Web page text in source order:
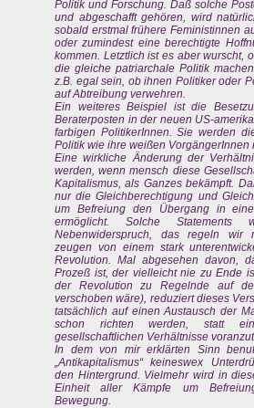
Politik und Forschung. Daß solche
und abgeschafft gehören, wird
sobald erstmal frühere Feministinnen
oder zumindest eine berechtigte
kommen. Letztlich ist es aber wurscht,
die gleiche patriarchale Politik
z.B. egal sein, ob ihnen Politiker oder
auf Abtreibung verwehren.
Ein weiteres Beispiel ist die
Beraterposten in der neuen US-
farbigen PolitikerInnen. Sie werden
Politik wie ihre weißen VorgängerInnen
Eine wirkliche Änderung der
werden, wenn mensch diese
Kapitalismus, als Ganzes bekämpft.
nur die Gleichberechtigung und
um Befreiung den Übergang in
ermöglicht. Solche
Nebenwiderspruch, das regeln wir
zeugen von einem stark
Revolution. Mal abgesehen davon,
Prozeß ist, der vielleicht nie zu Ende
der Revolution zu Regelnde auf
verschoben wäre), reduziert dieses
tatsächlich auf einen Austausch der
schon richten werden, statt
gesellschaftlichen Verhältnisse
In dem von mir erklärten Sinn
„Antikapitalismus“ keineswex
den Hintergrund. Vielmehr wird in
Einheit aller Kämpfe um
Bewegung.